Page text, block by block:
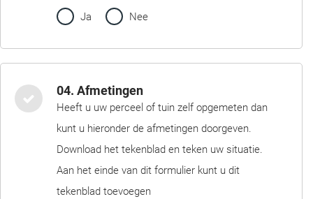
Ja Nee
04. Afmetingen
Heeft u uw perceel of tuin zelf opgemeten dan
kunt u hieronder de afmetingen doorgeven.
Download het tekenblad en teken uw situatie.
Aan het einde van dit formulier kunt u dit
tekenblad toevoegen